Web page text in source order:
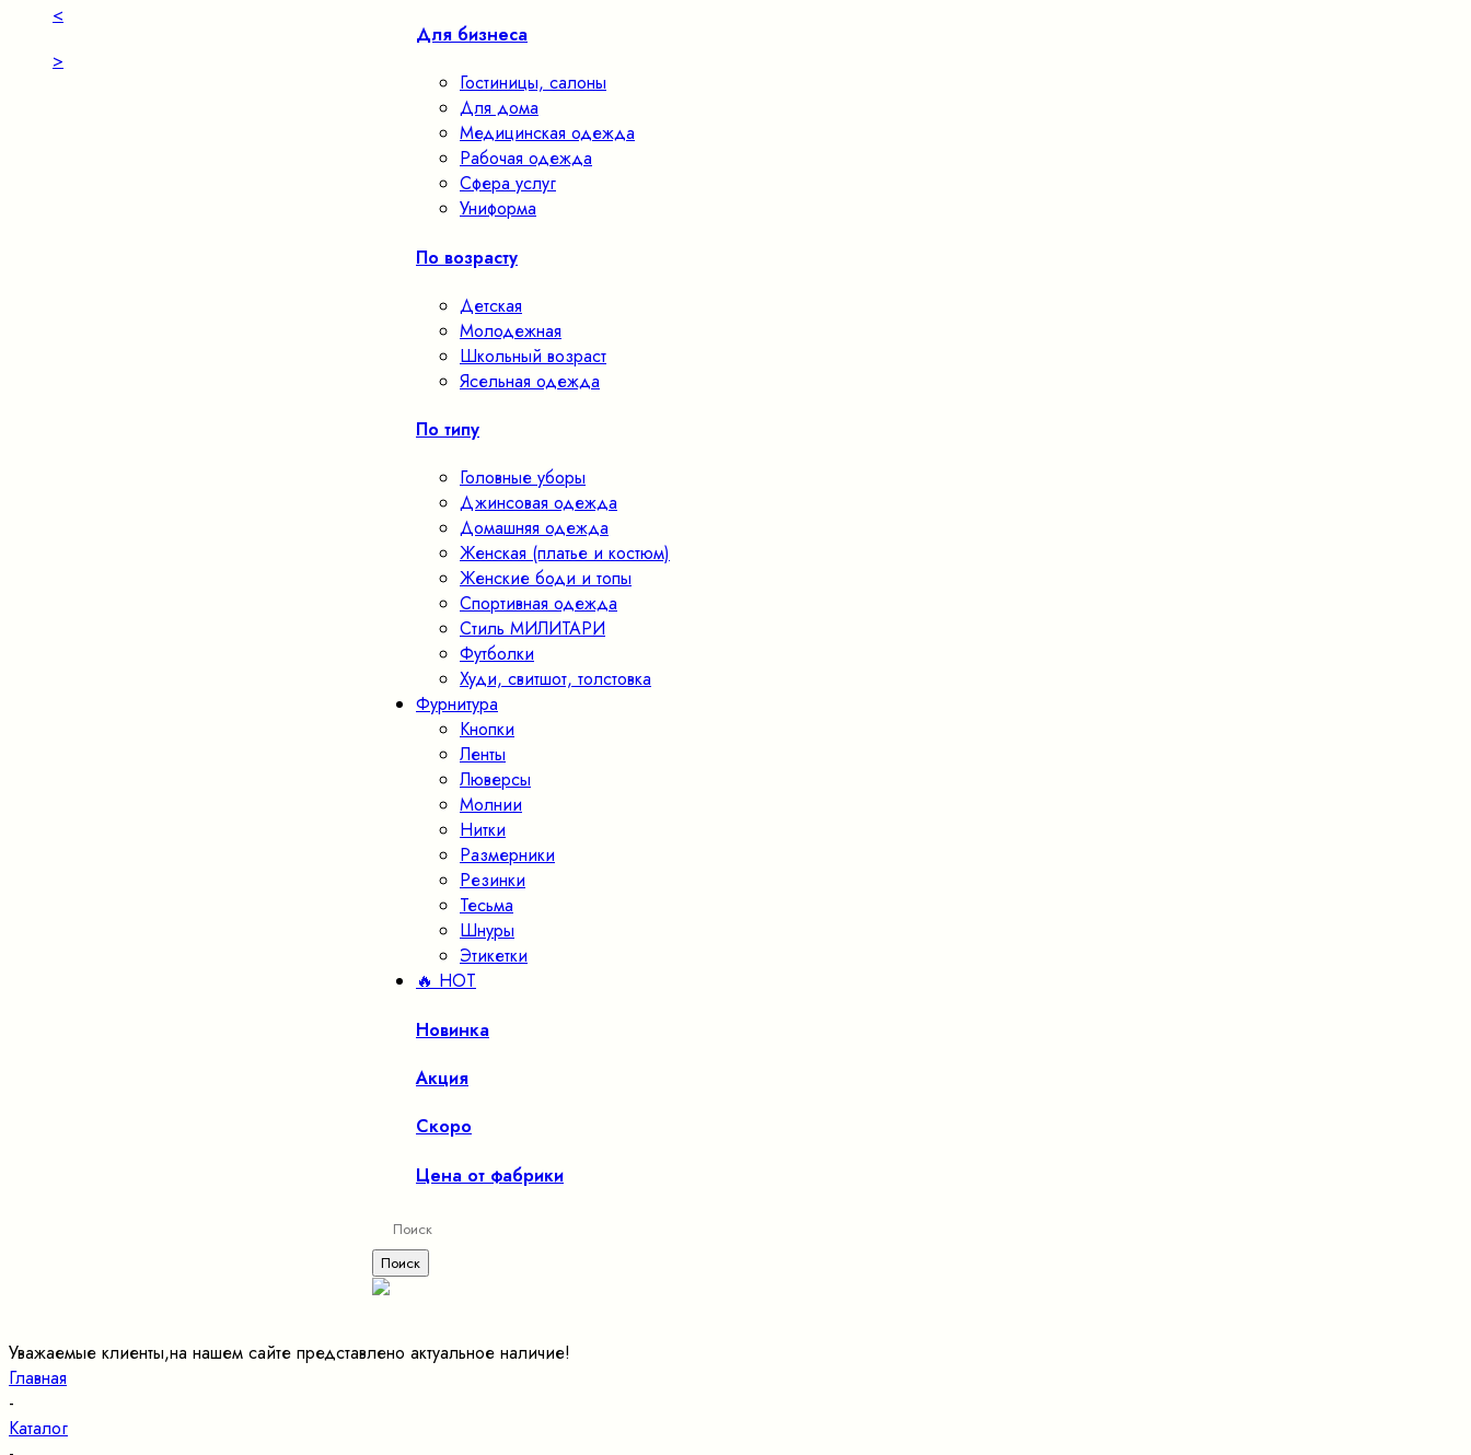
Для бизнеса
Гостиницы, салоны
Для дома
Медицинская одежда
Рабочая одежда
Сфера услуг
Униформа
По возрасту
Детская
Молодежная
Школьный возраст
Ясельная одежда
По типу
Головные уборы
Джинсовая одежда
Домашняя одежда
Женская (платье и костюм)
Женские боди и топы
Спортивная одежда
Стиль МИЛИТАРИ
Футболки
Худи, свитшот, толстовка
Фурнитура
Кнопки
Ленты
Люверсы
Молнии
Нитки
Размерники
Резинки
Тесьма
Шнуры
Этикетки
🔥 HOT
Новинка
Акция
Скоро
Цена от фабрики
Уважаемые клиенты,на нашем сайте представлено актуальное наличие!
Главная
-
Каталог
<
>